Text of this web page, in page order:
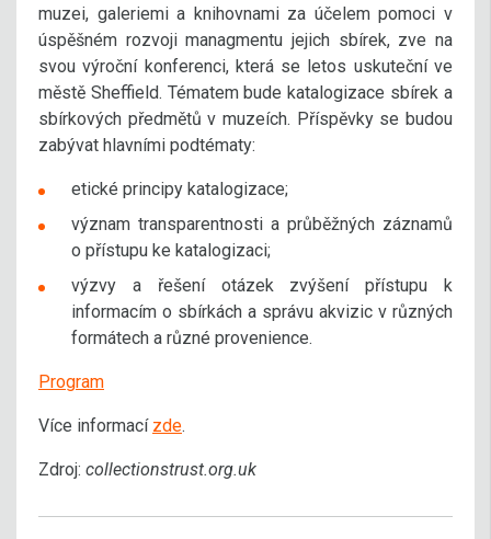
muzei, galeriemi a knihovnami za účelem pomoci v
úspěšném rozvoji managmentu jejich sbírek, zve na
svou výroční konferenci, která se letos uskuteční ve
městě Sheffield. Tématem bude katalogizace sbírek a
sbírkových předmětů v muzeích. Příspěvky se budou
zabývat hlavními podtématy:
etické principy katalogizace;
význam transparentnosti a průběžných záznamů
o přístupu ke katalogizaci;
výzvy a řešení otázek zvýšení přístupu k
informacím o sbírkách a správu akvizic v různých
formátech a různé provenience.
Program
Více informací zde.
Zdroj: collectionstrust.org.uk